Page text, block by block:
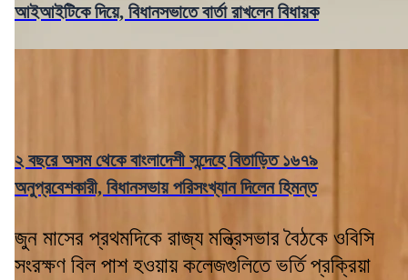
আইআইটিকে দিয়ে, বিধানসভাতে বার্তা রাখলেন বিধায়ক
২ বছরে অসম থেকে বাংলাদেশী সন্দেহে বিতাড়িত ১৬৭৯
অনুপ্রবেশকারী, বিধানসভায় পরিসংখ্যান দিলেন হিমন্ত
জুন মাসের প্রথমদিকে রাজ্য মন্ত্রিসভার বৈঠকে ওবিসি
সংরক্ষণ বিল পাশ হওয়ায় কলেজগুলিতে ভর্তি প্রক্রিয়া